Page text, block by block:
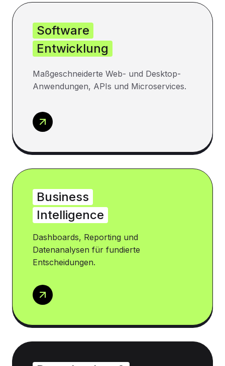
Software
Entwicklung
Maßgeschneiderte Web- und Desktop-
Anwendungen, APIs und Microservices.
Business
Intelligence
Dashboards, Reporting und
Datenanalysen für fundierte
Entscheidungen.